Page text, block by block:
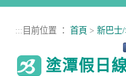
::: 目前位置 ： 首頁 > 新巴士
塗潭假日